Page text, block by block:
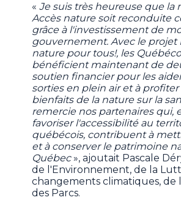
«Je suis très heureuse que la
Accès nature soit reconduite
grâce à l'investissement de
gouvernement. Avec le projet
nature pour tous!, les
bénéficient maintenant de
soutien financier pour les
sorties en plein air et à profiter
bienfaits de la nature sur la
remercie nos partenaires qui,
favoriser l'accessibilité au
québécois, contribuent à
et à conserver le patrimoine
Québec», ajoutait Pascale
de l'Environnement, de la
changements climatiques, de
des Parcs.